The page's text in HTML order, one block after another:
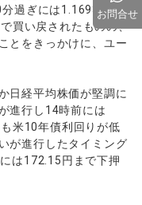
過ぎには1.1693ドル
買い戻されたものの、
とをきっかけに、ユー
日経平均株価が堅調に
進行し14時前には
米10年債利回りが低
が進行したタイミング
は172.15円まで下押
お問合せ